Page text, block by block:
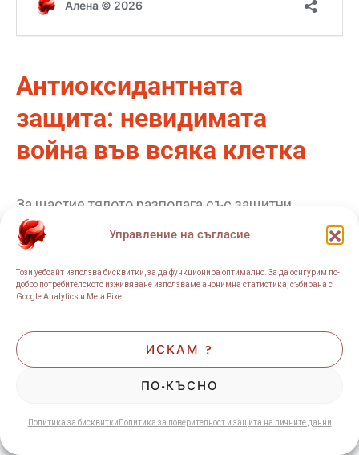
Управление на съгласие
Този уебсайт използва бисквитки, за да функционира оптимално. За да осигурим по-
добро потребителското изживяване използваме анонимна статистика, събирана с
Google Analytics и Meta Pixel.
ИСКАМ ?
ПО-КЪСНО
Политика за бисквитки Политика за поверителност и защита на личните данни
Антиоксидантната
защита: невидимата
война във всяка клетка
За щастие тялото разполага със защитни
механизми.
Сред най-важнитеантиоксидантниензими са:
superoxide dismutase (SOD);
catalase;